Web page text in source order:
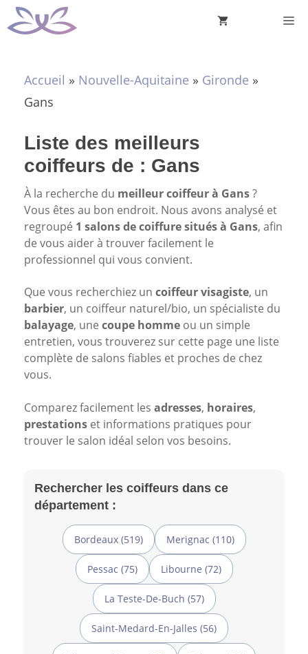
Aller
au
Accueil » Nouvelle-Aquitaine » Gironde »
Gans
Liste des meilleurs
coiffeurs de : Gans
À la recherche du meilleur coiffeur à Gans?
Vous êtes au bon endroit. Nous avons analysé et
regroupé 1 salons de coiffure situés à Gans, afin
de vous aider à trouver facilement le
professionnel qui vous convient.
Que vous recherchiez un coiffeur visagiste, un
barbier, un coiffeur naturel/bio, un spécialiste du
balayage, une coupe homme ou un simple
entretien, vous trouverez sur cette page une liste
complète de salons fiables et proches de chez
vous.
Comparez facilement les adresses, horaires,
prestations et informations pratiques pour
trouver le salon idéal selon vos besoins.
Rechercher les coiffeurs dans ce
département :
Bordeaux (519) Merignac (110)
Pessac (75) Libourne (72)
La Teste-De-Buch (57)
Saint-Medard-En-Jalles (56)